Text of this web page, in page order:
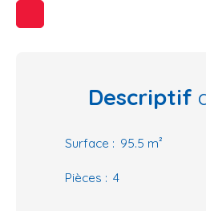
Descriptif
Surface : 95.5 m²
Pièces : 4